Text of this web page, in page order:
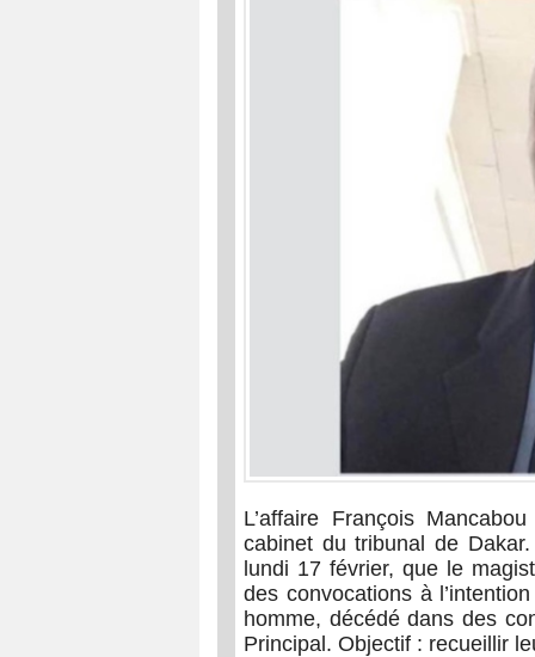
L’affaire François
cabinet du tribunal de
lundi 17 février, que le
des convocations à
homme, décédé dans des
Principal. Objectif : recueillir